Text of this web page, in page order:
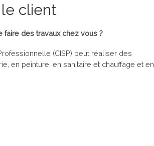
client
faire des travaux chez vous ?
(CISP) peut réaliser des
en peinture, en sanitaire et chauffage et en